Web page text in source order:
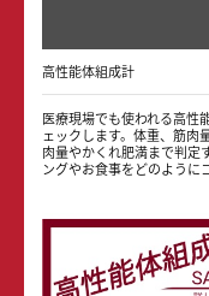
高性能体組成計
医療現場でも使われる高性
ェックします。体重、筋肉
肉量やかくれ肥満まで判定
ングやお食事をどのように